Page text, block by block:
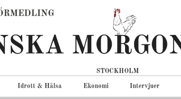
STOCKHOLM
Idrott & Hälsa Ekonomi Intervjuer